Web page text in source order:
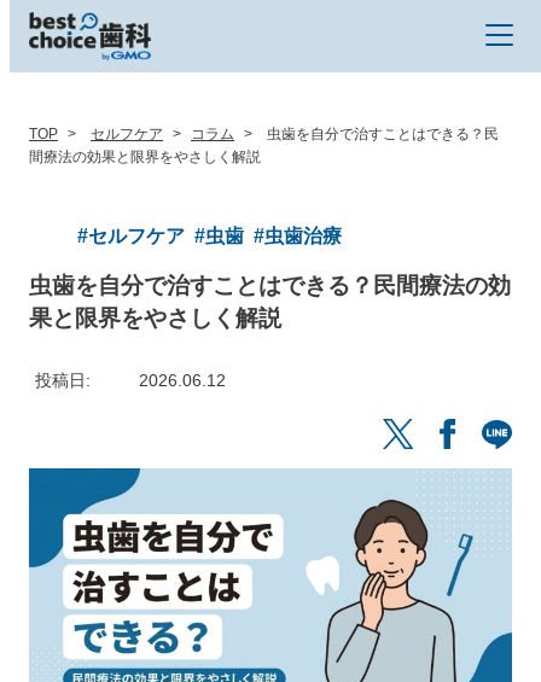
TOP セルフケア コラム
虫歯を自分で治すことはできる？民
間療法の効果と限界をやさしく解説
#セルフケア #虫歯 #虫歯治療
虫歯を自分で治すことはできる？民間療法の効
果と限界をやさしく解説
投稿日 2026.06.12